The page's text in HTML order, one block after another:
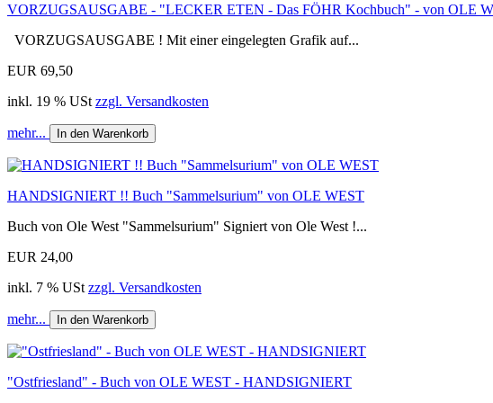
VORZUGSAUSGABE - "LECKER ETEN - Das FÖHR Kochbuch" - von OLE
VORZUGSAUSGABE ! Mit einer eingelegten Grafik auf...
EUR 69,50
inkl. 19 % USt zzgl. Versandkosten
mehr... In den Warenkorb
HANDSIGNIERT !! Buch "Sammelsurium" von OLE WEST
Buch von Ole West "Sammelsurium" Signiert von Ole West !...
EUR 24,00
inkl. 7 % USt zzgl. Versandkosten
mehr... In den Warenkorb
"Ostfriesland" - Buch von OLE WEST - HANDSIGNIERT